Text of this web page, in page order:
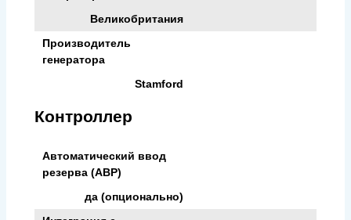
Великобритания
Производитель
генератора
Stamford
Контроллер
Автоматический ввод
резерва (АВР)
да (опционально)